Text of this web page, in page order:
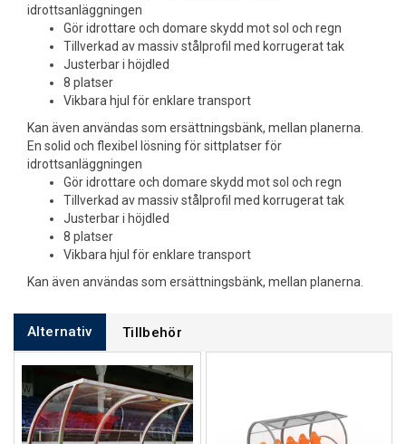
idrottsanläggningen
Gör idrottare och domare skydd mot sol och regn
Tillverkad av massiv stålprofil med korrugerat tak
Justerbar i höjdled
8 platser
Vikbara hjul för enklare transport
Kan även användas som ersättningsbänk, mellan planerna.
En solid och flexibel lösning för sittplatser för
idrottsanläggningen
Gör idrottare och domare skydd mot sol och regn
Tillverkad av massiv stålprofil med korrugerat tak
Justerbar i höjdled
8 platser
Vikbara hjul för enklare transport
Kan även användas som ersättningsbänk, mellan planerna.
Alternativ Tillbehör